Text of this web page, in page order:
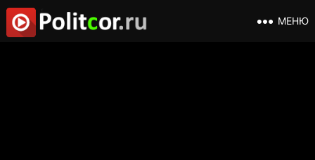
МЕНЮ